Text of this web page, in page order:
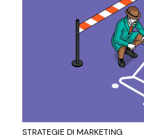
STRATEGIE DI MARKETING